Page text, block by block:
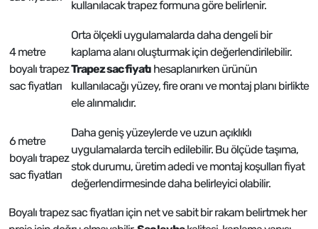
kullanılacak trapez formuna göre belirlenir.
4 metre
boyalı trapez
sac fiyatları
Orta ölçekli uygulamalarda daha dengeli bir
kaplama alanı oluşturmak için değerlendirilebilir.
Trapez sac fiyatı hesaplanırken ürünün
kullanılacağı yüzey, fire oranı ve montaj planı birlikte
ele alınmalıdır.
6 metre
boyalı trapez
sac fiyatları
Daha geniş yüzeylerde ve uzun açıklıklı
uygulamalarda tercih edilebilir. Bu ölçüde taşıma,
stok durumu, üretim adedi ve montaj koşulları fiyat
değerlendirmesinde daha belirleyici olabilir.
Boyalı trapez sac fiyatları için net ve sabit bir rakam belirtmek her